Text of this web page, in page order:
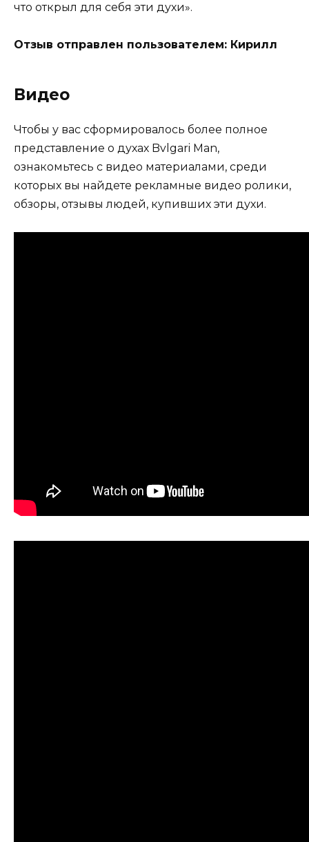
что открыл для себя эти духи».
Отзыв отправлен пользователем: Кирилл
Видео
Чтобы у вас сформировалось более полное
представление о духах Bvlgari Man,
ознакомьтесь с видео материалами, среди
которых вы найдете рекламные видео ролики,
обзоры, отзывы людей, купивших эти духи.